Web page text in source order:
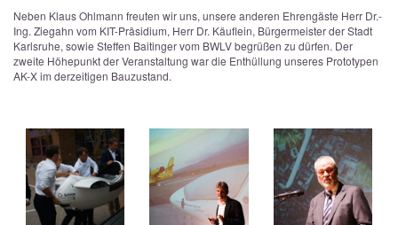
Neben Klaus Ohlmann freuten wir uns, unsere anderen Ehrengäste Herr Dr.-
Ing. Ziegahn vom KIT-Präsidium, Herr Dr. Käuflein, Bürgermeister der Stadt
Karlsruhe, sowie Steffen Baitinger vom BWLV begrüßen zu dürfen. Der
zweite Höhepunkt der Veranstaltung war die Enthüllung unseres Prototypen
AK-X im derzeitigen Bauzustand.